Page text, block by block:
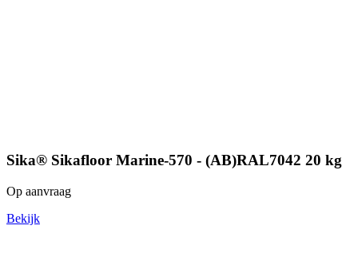
Sika® Sikafloor Marine-570 - (AB)RAL7042 20 kg
Op aanvraag
Bekijk